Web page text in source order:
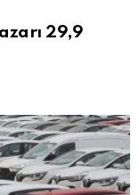
29,9